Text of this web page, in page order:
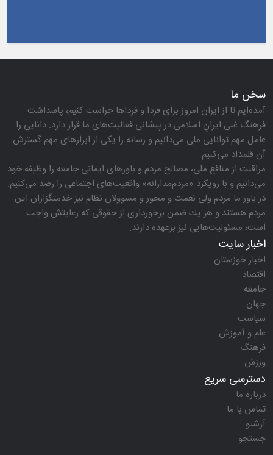
سخن ما
آمده‌ایم تا از ایران امروز برای فردا و فرداها حراست كنیم، پاسداشت
فرهنگ غنی ایرانِ اسلامی در پیشانی فعالیت‌های ما قرار دارد. دانایی را
عامل مهم توانایی ملی می‌دانیم و رسانه را یكی از ابزارهای مهم گسترش
آن قلمداد می‌كنیم.
مراقبت از منافع ملی، مصالح مردم و باورهای ایمانی جامعه را وظیفه خود
می‌دانیم و با رویكرد «مردم‌مدارانه‌» واقعیت‌های اجتماعی را رصد می‌كنیم.
در باور ما مردم ولی نعمت و محور و مسوولان نظام نیز خدمتگزاران این
مردم هستند و هر یك ضمن برخورداری از حقوقی كه رعایتش واجب
است، مسئولیت‌هایی نیز برعهده دارند.
اخبار سایت
اخبار خوزستان
اقتصاد
جامعه
جهان
سیاست
علم و آموزش
فرهنگ
ورزش
دسترسی سریع
درباره ما
تماس با ما
آرشیو
جستجو